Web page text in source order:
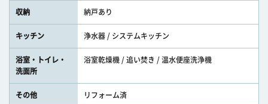
収納 納戸あり
キッチン 浄水器 / システムキッチン
浴室・トイレ・
洗面所
浴室乾燥機 / 追い焚き / 温水便座洗浄機
その他 リフォーム済